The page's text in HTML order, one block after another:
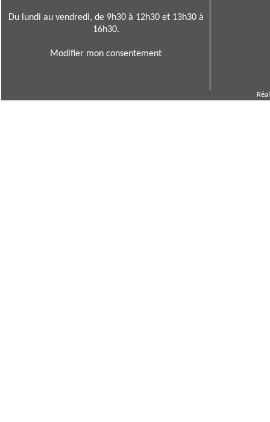
Du lundi au vendredi, de 9h30 à 12h30 et 13h30 à
16h30.
Modifier mon consentement